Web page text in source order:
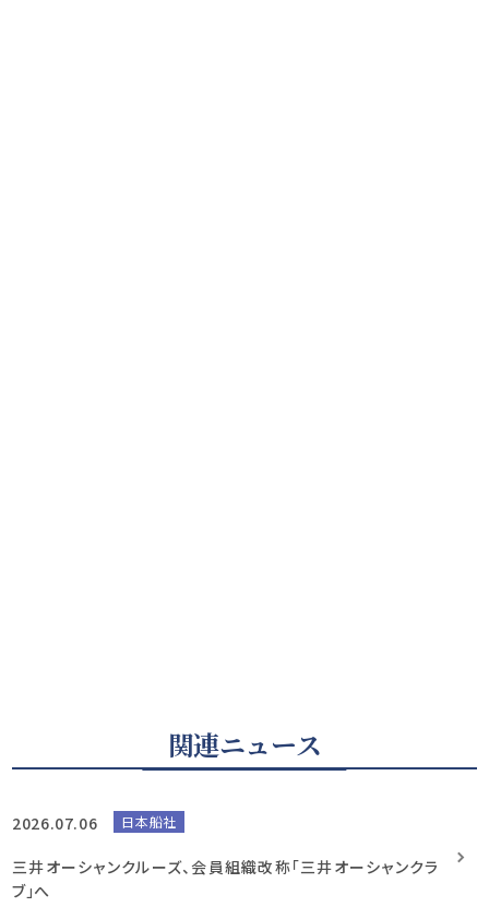
関連ニュース
2026.07.06 日本船社
三井オーシャンクルーズ、会員組織改称「三井オーシャンクラ
ブ」へ